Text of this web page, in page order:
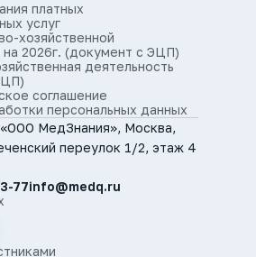
платных
услуг
хозяйственной
на 2026г. (документ с ЭЦП)
деятельность
соглашение
персональных данных
МедЗнания», Москва,
переулок 1/2, этаж 4
77info@medq.ru